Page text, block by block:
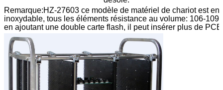
Remarque:HZ-27603 ce modèle de matériel de chariot est
inoxydable, tous les éléments résistance au volume: 106-
en ajoutant une double carte flash, il peut insérer plus de